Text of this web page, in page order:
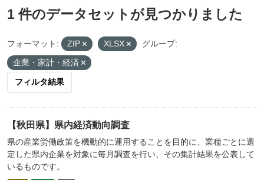
1 件のデータセットが見つかりました
フォーマット: ZIP XLSX
グループ:
企業・家計・経済
フィルタ結果
【秋田県】県内経済動向調査
県の産業労働政策を機動的に運用することを目的に、業種ごとに選
定した県内企業を対象に毎月調査を行い、その集計結果を公表して
いるものです。